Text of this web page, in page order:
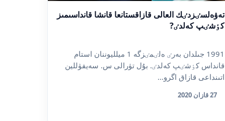
تەۋەلسٸزدٸك العالى قازاقستانعا قانشا قانداسىمىز
كٶشٸپ كەلدٸ?
1991 جىلدان بەرٸ ەلٸمٸزگە 1 ميلليوننان استام
قانداس كٶشٸپ كەلدٸ. بۇل تۋرالى س. سەيفۋللين
اتىنداعى قازاق اگرو...
27 قازان 2020